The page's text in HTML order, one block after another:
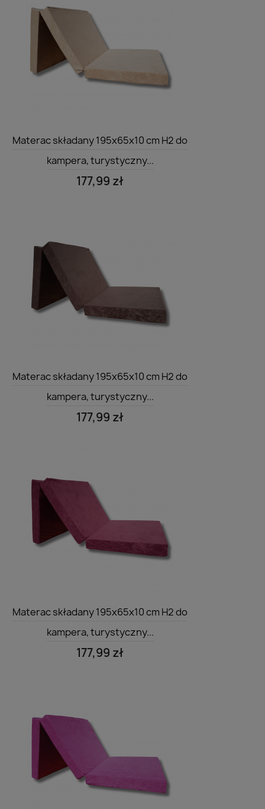
 Szybki podgląd
Materac składany 195x65x10 cm H2 do
kampera, turystyczny...
177,99 zł
 Szybki podgląd
Materac składany 195x65x10 cm H2 do
kampera, turystyczny...
177,99 zł
 Szybki podgląd
Materac składany 195x65x10 cm H2 do
kampera, turystyczny...
177,99 zł